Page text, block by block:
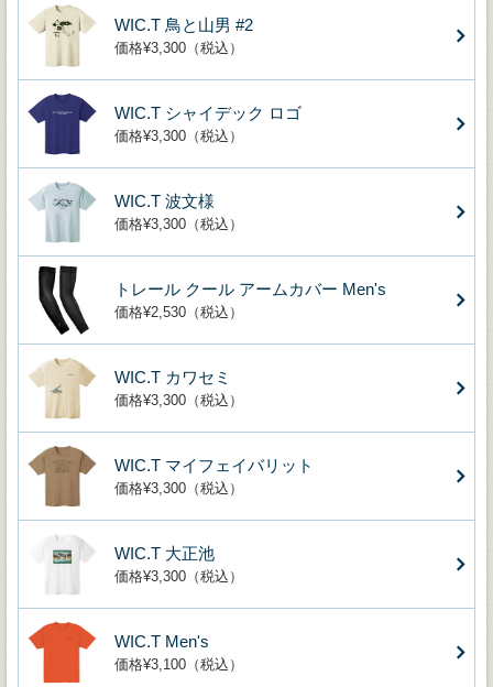
WIC.T 鳥と山男 #2
価格¥3,300（税込）
WIC.T シャイデック ロゴ
価格¥3,300（税込）
WIC.T 波文様
価格¥3,300（税込）
トレール クール アームカバー Men's
価格¥2,530（税込）
WIC.T カワセミ
価格¥3,300（税込）
WIC.T マイフェイバリット
価格¥3,300（税込）
WIC.T 大正池
価格¥3,300（税込）
WIC.T Men's
価格¥3,100（税込）